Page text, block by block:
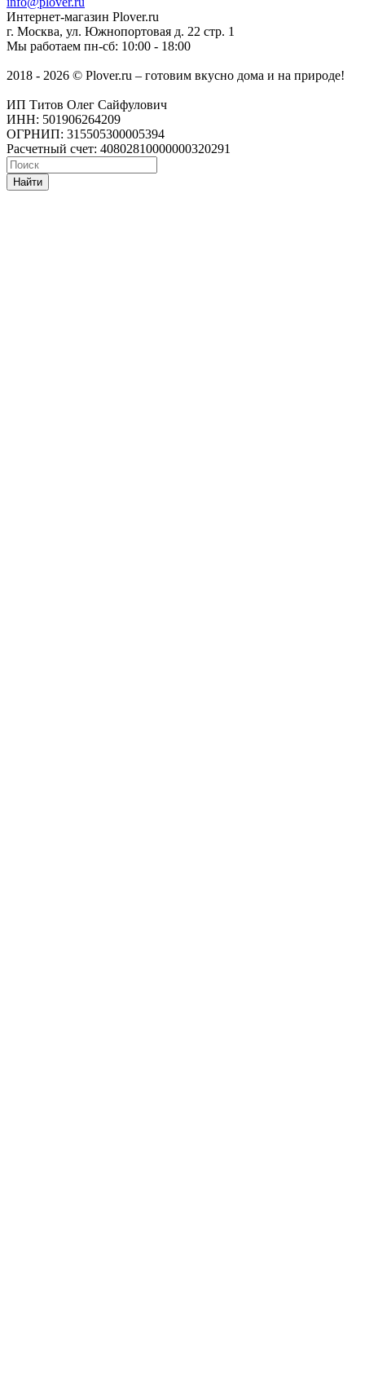
Интернет-магазин Plover.ru
г. Москва, ул. Южнопортовая д. 22 стр. 1
Мы работаем пн-сб: 10:00 - 18:00
2018 - 2026 © Plover.ru – готовим вкусно дома и на природе!
ИП Титов Олег Сайфулович
ИНН: 501906264209
ОГРНИП: 315505300005394
Расчетный счет: 40802810000000320291
Найти